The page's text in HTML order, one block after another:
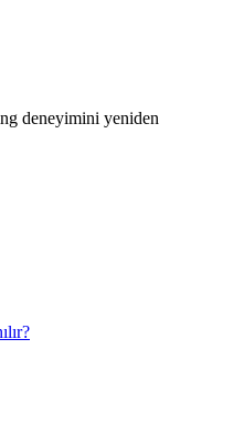
deneyimini yeniden